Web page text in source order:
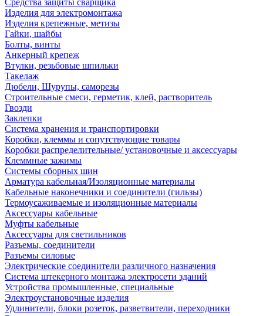
Средства защиты сварщика
Изделия для электромонтажа
Изделия крепежные, метизы
Гайки, шайбы
Болты, винты
Анкерный крепеж
Втулки, резьбовые шпильки
Такелаж
Дюбели, Шурупы, саморезы
Строительные смеси, герметик, клей, растворитель
Гвозди
Заклепки
Система хранения и транспортировки
Коробки, клеммы и сопутствующие товары
Коробки распределительные/ установочные и аксессуары
Клеммные зажимы
Системы сборных шин
Арматура кабельная/Изоляционные материалы
Кабельные наконечники и соединители (гильзы)
Термоусаживаемые и изоляционные материалы
Аксессуары кабельные
Муфты кабельные
Аксессуары для светильников
Разъемы, соединители
Разъемы силовые
Электрические соединители различного назначения
Система штекерного монтажа электросети зданий
Устройства промышленные, специальные
Электроустановочные изделия
Удлинители, блоки розеток, разветвители, переходники